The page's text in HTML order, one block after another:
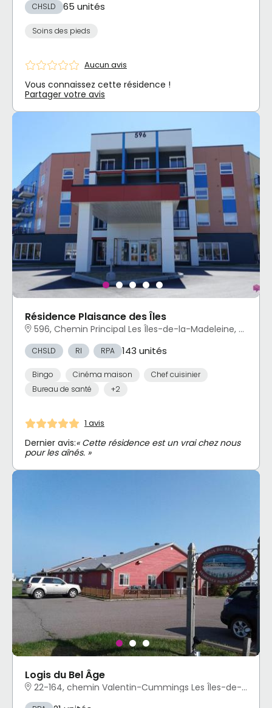
CHSLD 65 unités
Soins des pieds
Aucun avis
Vous connaissez cette résidence !
Partager votre avis
Résidence Plaisance des Îles
596, Chemin Principal Les Îles-de-la-Madeleine, QC
CHSLD RI RPA 143 unités
Bingo Cinéma maison
Chef cuisinier
Bureau de santé
+2
1 avis
Dernier avis:« Cette résidence est un vrai chez nous
pour les aînés. »
Logis du Bel Âge
22-164, chemin Valentin-Cummings Les Îles-de-la-Madeleine, QC